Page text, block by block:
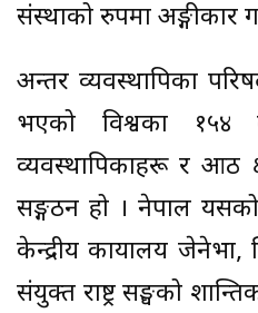
संस्थाको रुपमा अङ्गीकार
अन्तर व्यवस्थापिका
भएको विश्वका १५४
व्यवस्थापिकाहरू र आठ
सङ्गठन हो । नेपाल यसको
केन्द्रीय कार्यालय जेनेभा,
संयुक्त राष्ट्र सङ्घको